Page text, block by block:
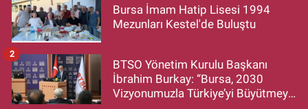
Bursa İmam Hatip Lisesi 1994
Mezunları Kestel'de Buluştu
BTSO Yönetim Kurulu Başkanı
İbrahim Burkay: “Bursa, 2030
Vizyonumuzla Türkiye’yi Büyütmeye
2